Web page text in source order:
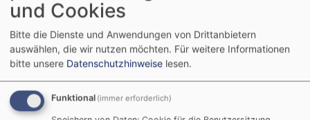
So, 6.9. 10 Uhr
Gottesdienst mit Abendmahl
(Kirchenrat Winfried Schlüter)
Würzburg - Frauenland Auferstehungskirche
und Cookies
Bitte die Dienste und Anwendungen von Drittanbietern
auswählen, die wir nutzen möchten. Für weitere Informationen
bitte unsere Datenschutzhinweise lesen.
Funktional (immer erforderlich)